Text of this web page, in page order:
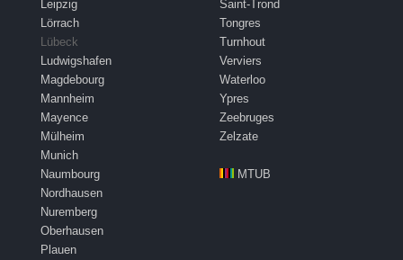
Leipzig
Lörrach
Lübeck
Ludwigshafen
Magdebourg
Mannheim
Mayence
Mülheim
Munich
Naumbourg
Nordhausen
Nuremberg
Oberhausen
Plauen
Saint-Trond
Tongres
Turnhout
Verviers
Waterloo
Ypres
Zeebruges
Zelzate
MTUB